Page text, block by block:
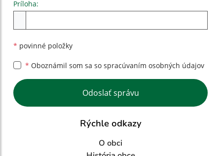
Príloha:
* povinné položky
* Oboznámil som sa so spracúvaním osobných údajov
Google reCaptcha Response
Odoslať správu
Rýchle odkazy
O obci